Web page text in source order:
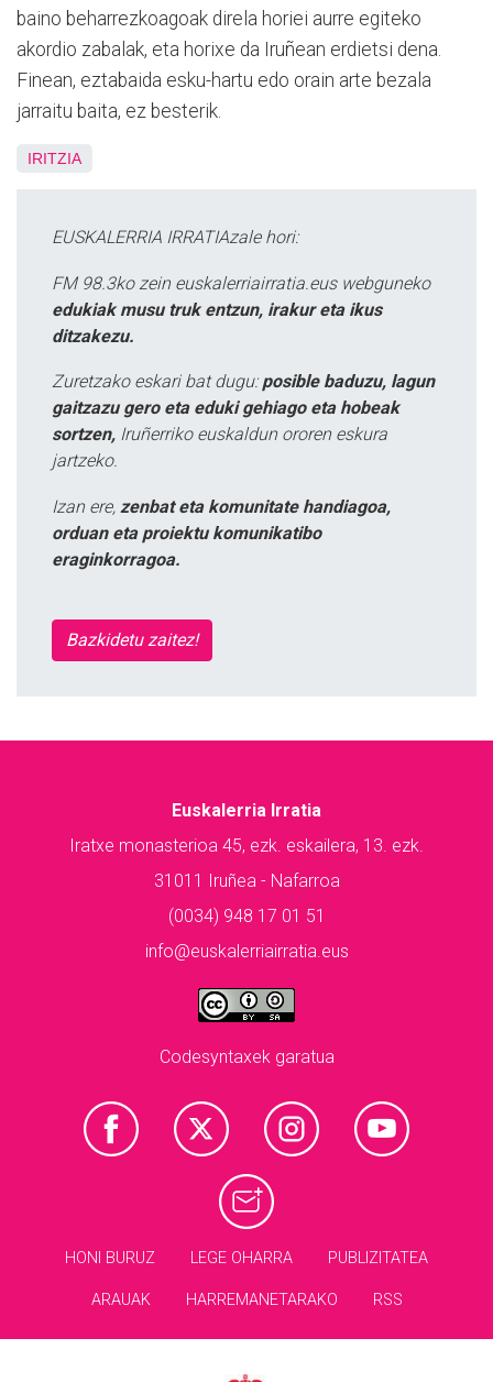
baino beharrezkoagoak direla horiei aurre egiteko
akordio zabalak, eta horixe da Iruñean erdietsi dena.
Finean, eztabaida esku-hartu edo orain arte bezala
jarraitu baita, ez besterik.
IRITZIA
EUSKALERRIA IRRATIAzale hori:
FM 98.3ko zein euskalerriairratia.eus webguneko
edukiak musu truk entzun, irakur eta ikus
ditzakezu.
Zuretzako eskari bat dugu: posible baduzu, lagun
gaitzazu gero eta eduki gehiago eta hobeak
sortzen, Iruñerriko euskaldun ororen eskura
jartzeko.
Izan ere, zenbat eta komunitate handiagoa,
orduan eta proiektu komunikatibo
eraginkorragoa.
Bazkidetu zaitez!
Euskalerria Irratia
Iratxe monasterioa 45, ezk. eskailera, 13. ezk.
31011 Iruñea - Nafarroa
(0034) 948 17 01 51
info@euskalerriairratia.eus
Codesyntaxek garatua
HONI BURUZ LEGE OHARRA PUBLIZITATEA
ARAUAK HARREMANETARAKO RSS